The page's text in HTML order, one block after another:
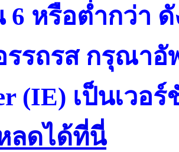
6 หรือต่ำกว่า
รรถรส กรุณาอั
(IE) เป็นเวอ
ลดได้ที่น